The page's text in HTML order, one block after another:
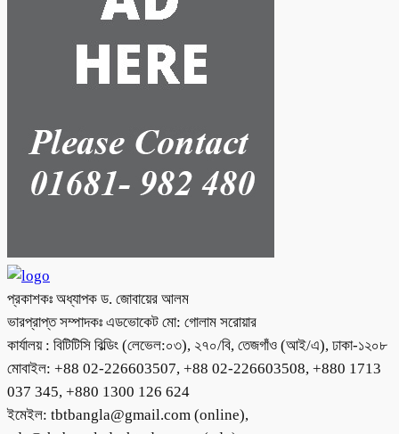
প্রকাশকঃ অধ্যাপক ড. জোবায়ের আলম
ভারপ্রাপ্ত সম্পাদকঃ এডভোকেট মো: গোলাম সরোয়ার
কার্যালয় : বিটিটিসি বিল্ডিং (লেভেল:০৩), ২৭০/বি, তেজগাঁও (আই/এ), ঢাকা-১২০৮
মোবাইল: +88 02-226603507, +88 02-226603508, +880 1713
037 345, +880 1300 126 624
ইমেইল: tbtbangla@gmail.com (online),